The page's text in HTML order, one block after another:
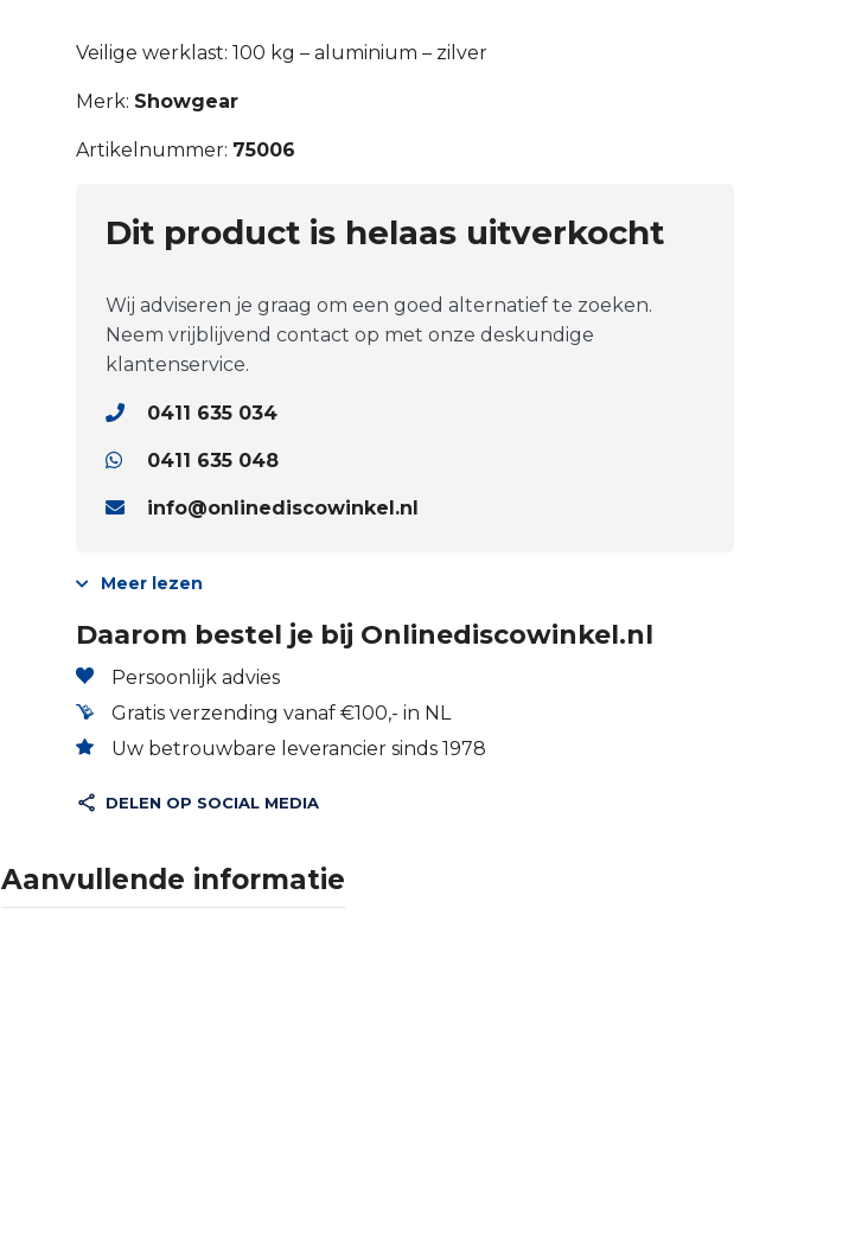
Veilige werklast: 100 kg – aluminium – zilver
Merk: Showgear
Artikelnummer: 75006
Dit product is helaas uitverkocht
Wij adviseren je graag om een goed alternatief te zoeken.
Neem vrijblijvend contact op met onze deskundige
klantenservice.
0411 635 034
0411 635 048
info@onlinediscowinkel.nl
Meer lezen
Daarom bestel je bij Onlinediscowinkel.nl
Persoonlijk advies
Gratis verzending vanaf €100,- in NL
Uw betrouwbare leverancier sinds 1978
DELEN OP SOCIAL MEDIA
Aanvullende informatie